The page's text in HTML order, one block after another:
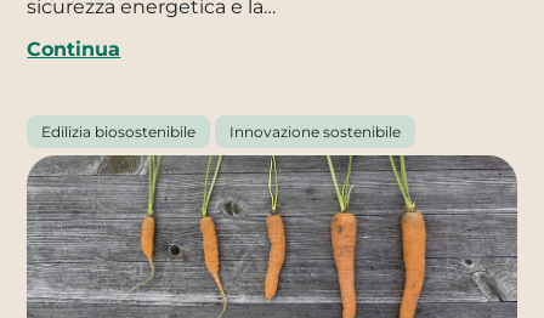
sicurezza energetica e la…
Continua
Edilizia biosostenibile Innovazione sostenibile